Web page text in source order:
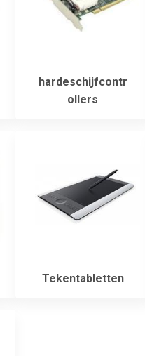
hardeschijfcontr
ollers
Tekentabletten